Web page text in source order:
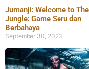
Jumanji: Welcome to The
Jungle: Game Seru dan
Berbahaya
September 30, 2023